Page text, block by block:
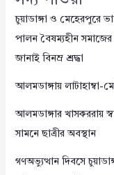
চুয়াডাঙ্গা ও মেহেরপুরে
পালন বৈষম্যহীন সমাজের
জানাই বিনম্র শ্রদ্ধা
আলমডাঙ্গায় লাটাহাম্বা-
আলমডাঙ্গার খাসকররায়
সামনে ছাত্রীর অবস্থান
গণঅভ্যুত্থান দিবসে